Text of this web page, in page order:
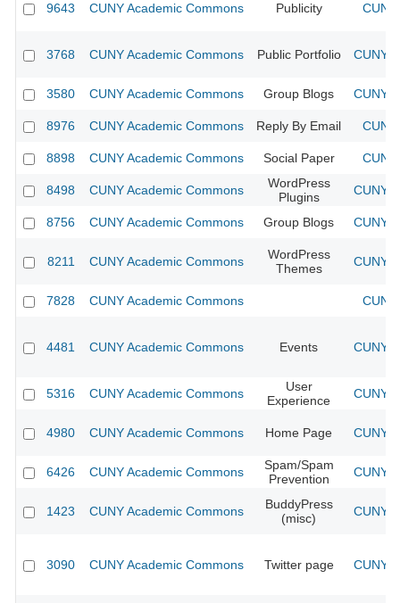
9643 CUNY Academic Commons Publicity
3768 CUNY Academic Commons Public Portfolio CUNY
3580 CUNY Academic Commons Group Blogs CUNY
8976 CUNY Academic Commons Reply By Email
8898 CUNY Academic Commons Social Paper
8498 CUNY Academic Commons
WordPress
Plugins
CUNY
8756 CUNY Academic Commons Group Blogs CUNY
8211 CUNY Academic Commons
WordPress
Themes
CUNY
7828 CUNY Academic Commons
4481 CUNY Academic Commons Events CUNY
5316 CUNY Academic Commons
User
Experience
CUNY
4980 CUNY Academic Commons Home Page CUNY
6426 CUNY Academic Commons
Spam/Spam
Prevention
CUNY
1423 CUNY Academic Commons
BuddyPress
(misc)
CUNY
3090 CUNY Academic Commons Twitter page CUNY